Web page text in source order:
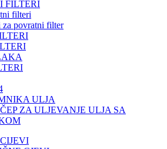
FILTERI
filteri
za povratni filter
ULJA
ZA ULJEVANJE ULJA SA